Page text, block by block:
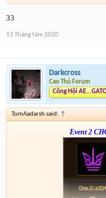
33
13 Tháng tám 2020
Darkcross
Cao Thủ Forum
Công Hội
TomAadarsh said: ↑
Event 2